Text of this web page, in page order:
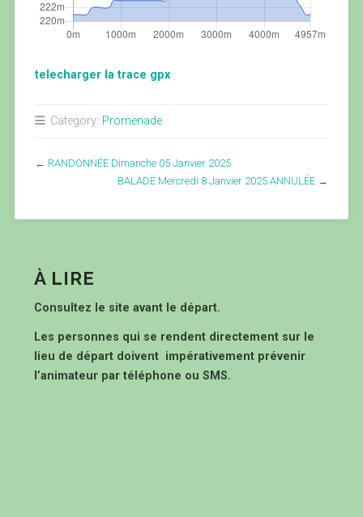
telecharger la trace gpx
Category: Promenade
← RANDONNÉE Dimanche 05 Janvier 2025
BALADE Mercredi 8 Janvier 2025 ANNULÉE →
À LIRE
Consultez le site avant le départ.
Les personnes qui se rendent directement sur le
lieu de départ doivent impérativement prévenir
l’animateur par téléphone ou SMS.